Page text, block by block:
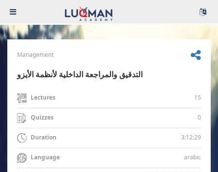
Management
التدقيق والمراجعة الداخلية لأنظمة الأيزو
Lectures 15
Quizzes 0
Duration 3:12:29
Language arabic